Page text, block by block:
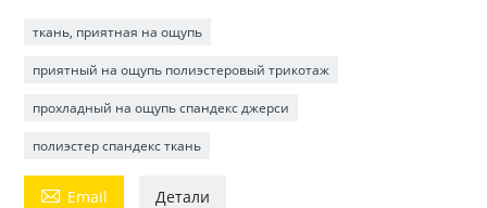
ткань, приятная на ощупь
приятный на ощупь полиэстеровый трикотаж
прохладный на ощупь спандекс джерси
полиэстер спандекс ткань
 Email Детали